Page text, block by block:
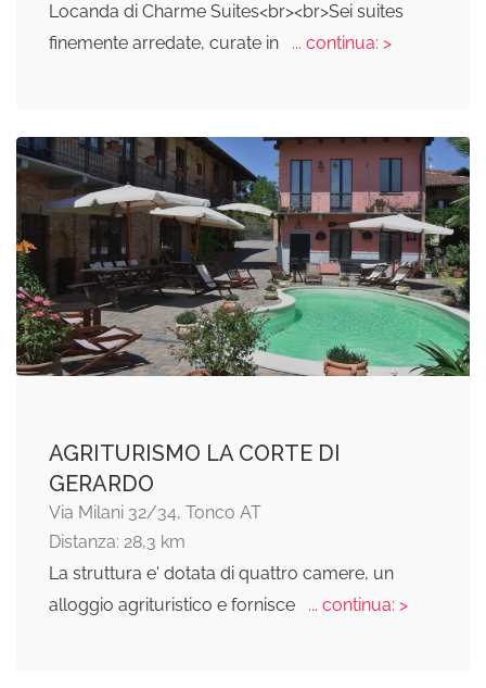
Locanda di Charme Suites<br><br>Sei suites
finemente arredate, curate in
... continua: >
AGRITURISMO LA CORTE DI
GERARDO
Via Milani 32/34, Tonco AT
Distanza: 28,3 km
La struttura e' dotata di quattro camere, un
alloggio agrituristico e fornisce
... continua: >